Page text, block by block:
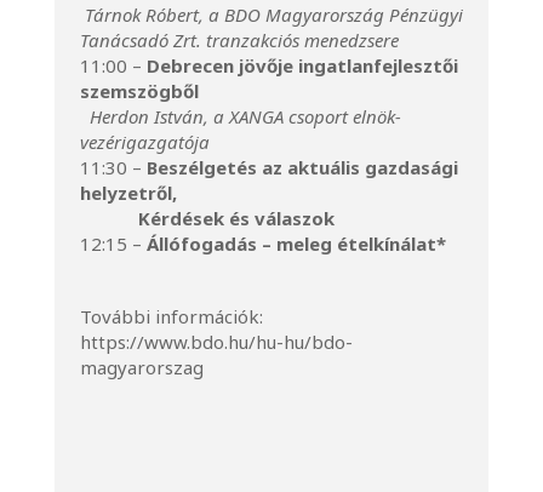
Tárnok Róbert, a BDO Magyarország Pénzügyi
Tanácsadó Zrt. tranzakciós menedzsere
11:00 – Debrecen jövője ingatlanfejlesztői
szemszögből
Herdon István, a XANGA csoport elnök-
vezérigazgatója
11:30 – Beszélgetés az aktuális gazdasági
helyzetről,
Kérdések és válaszok
12:15 – Állófogadás – meleg ételkínálat*
További információk:
https://www.bdo.hu/hu-hu/bdo-
magyarorszag